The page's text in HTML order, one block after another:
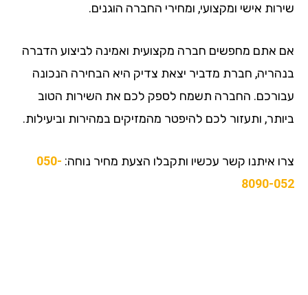
שירות אישי ומקצועי, ומחירי החברה הוגנים.
אם אתם מחפשים חברה מקצועית ואמינה לביצוע הדברה
בנהריה, חברת מדביר יצאת צדיק היא הבחירה הנכונה
עבורכם. החברה תשמח לספק לכם את השירות הטוב
ביותר, ותעזור לכם להיפטר מהמזיקים במהירות וביעילות.
צרו איתנו קשר עכשיו ותקבלו הצעת מחיר נוחה: 050-
8090-052